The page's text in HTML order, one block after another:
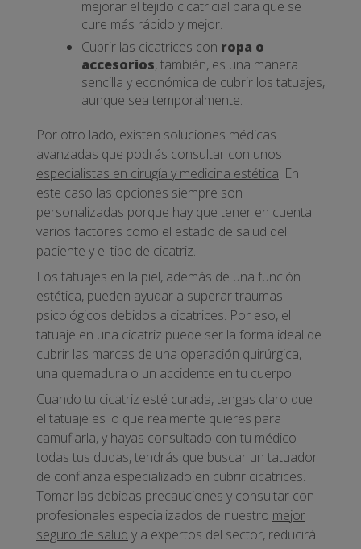
mejorar el tejido cicatricial para que se
cure más rápido y mejor.
Cubrir las cicatrices con ropa o
accesorios, también, es una manera
sencilla y económica de cubrir los tatuajes,
aunque sea temporalmente.
Por otro lado, existen soluciones médicas
avanzadas que podrás consultar con unos
especialistas en cirugía y medicina estética. En
este caso las opciones siempre son
personalizadas porque hay que tener en cuenta
varios factores como el estado de salud del
paciente y el tipo de cicatriz.
Los tatuajes en la piel, además de una función
estética, pueden ayudar a superar traumas
psicológicos debidos a cicatrices. Por eso, el
tatuaje en una cicatriz puede ser la forma ideal de
cubrir las marcas de una operación quirúrgica,
una quemadura o un accidente en tu cuerpo.
Cuando tu cicatriz esté curada, tengas claro que
el tatuaje es lo que realmente quieres para
camuflarla, y hayas consultado con tu médico
todas tus dudas, tendrás que buscar un tatuador
de confianza especializado en cubrir cicatrices.
Tomar las debidas precauciones y consultar con
profesionales especializados de nuestro mejor
seguro de salud y a expertos del sector, reducirá